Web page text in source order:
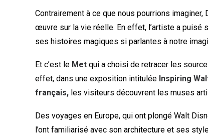
Contrairement à ce que nous pourrions
œuvre sur la vie réelle. En effet, l’artiste a puisé
ses histoires magiques si parlantes à notre
Et c’est le Met qui a choisi de retracer les
effet, dans une exposition intitulée Inspiring
français, les visiteurs découvrent les muses
Des voyages en Europe, qui ont plongé Walt
l’ont familiarisé avec son architecture et ses